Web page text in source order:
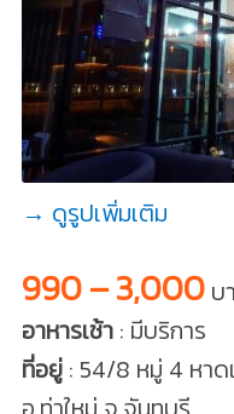
→ ดูรูปเพิ่มเติม
990 – 3,000บ
อาหารเช้า: มีบริการ
ที่อยู่: 54/8 หมู่ 4 หา